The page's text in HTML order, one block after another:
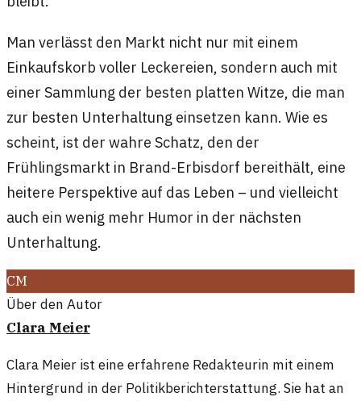
Man verlässt den Markt nicht nur mit einem
Einkaufskorb voller Leckereien, sondern auch mit
einer Sammlung der besten platten Witze, die man
zur besten Unterhaltung einsetzen kann. Wie es
scheint, ist der wahre Schatz, den der
Frühlingsmarkt in Brand-Erbisdorf bereithält, eine
heitere Perspektive auf das Leben – und vielleicht
auch ein wenig mehr Humor in der nächsten
Unterhaltung.
CM
Über den Autor
Clara Meier
Clara Meier ist eine erfahrene Redakteurin mit einem
Hintergrund in der Politikberichterstattung. Sie hat an